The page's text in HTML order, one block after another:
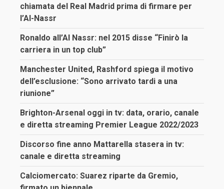
chiamata del Real Madrid prima di firmare per
l’Al-Nassr
Ronaldo all’Al Nassr: nel 2015 disse “Finirò la
carriera in un top club”
Manchester United, Rashford spiega il motivo
dell’esclusione: “Sono arrivato tardi a una
riunione”
Brighton-Arsenal oggi in tv: data, orario, canale
e diretta streaming Premier League 2022/2023
Discorso fine anno Mattarella stasera in tv:
canale e diretta streaming
Calciomercato: Suarez riparte da Gremio,